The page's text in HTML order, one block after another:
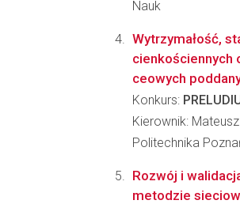
Nauk
Wytrzymałość,
cienkościennych
ceowych
Konkurs:
Kierownik:
Politechnika
Rozwój i
metodzie